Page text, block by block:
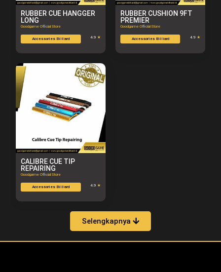
RUBBER CUE HANGGER
LONG
Goodgame Official Store
Accessories Billiard 4.9 ★
RUBBER CUSHION 9FT
PREMIER
Goodgame Official Store
Accessories Billiard 4.9 ★
CALIBRE CUE TIP
REPAIRING
Goodgame Official Store
Accessories Billiard 4.9 ★
Selengkapnya